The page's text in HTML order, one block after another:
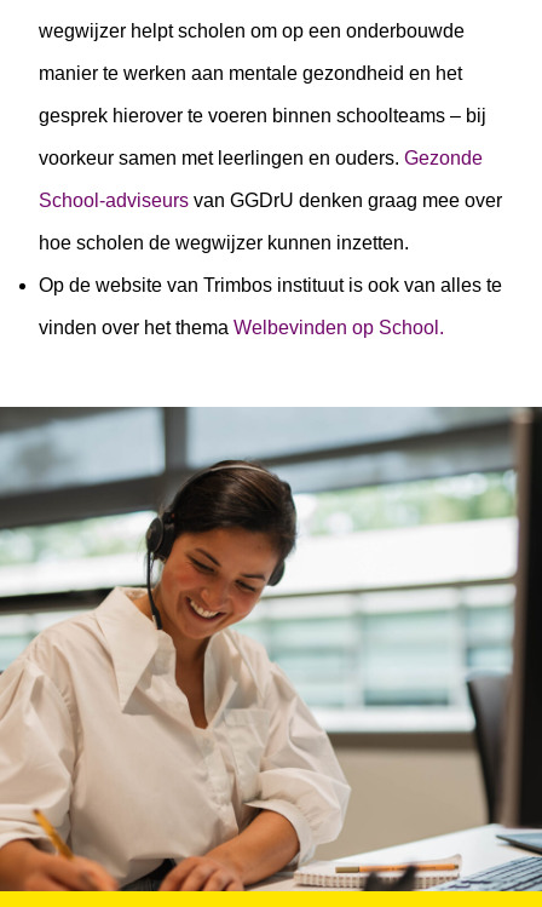
wegwijzer helpt scholen om op een onderbouwde
manier te werken aan mentale gezondheid en het
gesprek hierover te voeren binnen schoolteams – bij
voorkeur samen met leerlingen en ouders. Gezonde
School-adviseurs van GGDrU denken graag mee over
hoe scholen de wegwijzer kunnen inzetten.
Op de website van Trimbos instituut is ook van alles te
vinden over het thema Welbevinden op School.